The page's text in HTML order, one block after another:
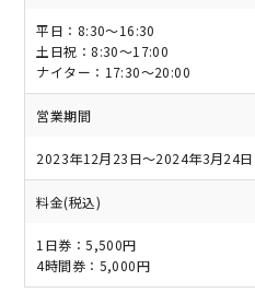
平日：8:30～16:30
土日祝：8:30～17:00
ナイター：17:30～20:00
営業期間
2023年12月23日～2024年3月24日
料金(税込)
1日券：5,500円
4時間券：5,000円